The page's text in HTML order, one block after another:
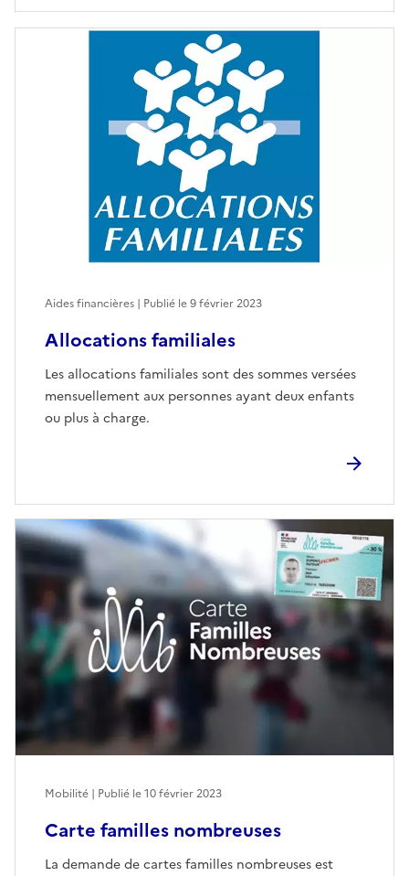
Allocations familiales
Les allocations familiales sont des sommes versées
mensuellement aux personnes ayant deux enfants
ou plus à charge.
Aides financières | Publié le9 février 2023
Carte familles nombreuses
La demande de cartes familles nombreuses est
Mobilité | Publié le10 février 2023